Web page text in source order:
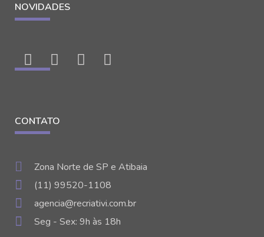
NOVIDADES
CONTATO
Zona Norte de SP e Atibaia
(11) 99520-1108
agencia@recriativi.com.br
Seg - Sex: 9h às 18h